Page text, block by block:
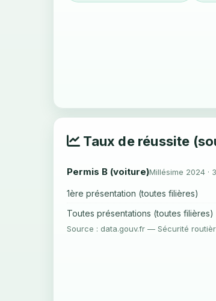
Taux de réussite
Permis B (voiture)Millésime 2024 ·
1ère présentation (toutes filières)
Toutes présentations (toutes filières)
Source : data.gouv.fr — Sécurité